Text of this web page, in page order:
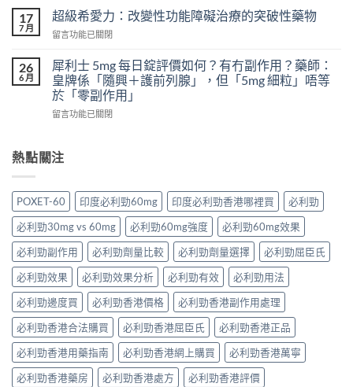
實
案
學
風
險
到
替
代
案
一
次
解
析〉
中
怎
辦？
分
鐘
舒
法
防
完
整
攻
略
一
次
看〉
中
次
吃
兩
威
而
鋼
有
什
害：
量、
副
作
用
到
死
線
的
完
整
拆
解〉
中
17
7 月
超級希愛力：改變性功能障礙治療的突破性藥物
在
級
希
愛
力：
改
功
礙
治
療
的
突
破
性
藥
物〉
中
留言功能已關閉
26
6 月
犀利士 5mg 每日錠評價如何？有冇副作用？藥師：
皇牌係「隨興＋護前列腺」，但「5mg 細粒」唔等
於「零副作用」
在
士
5mg
日
錠
評
價
如
何？
有
冇
副
作
用？
藥
師：
皇
牌
留言功能已關閉
熱點關注
POXET-60 印度必利勁60mg 印度必利勁香港哪裡買
必利勁
必利勁30mg vs 60mg
必利勁60mg強度
必利勁60mg效果
必利勁副作用
必利勁劑量比較 必利勁劑量選擇
必利勁屈臣氏
必利勁效果
必利勁效果分析 必利勁有效
必利勁用法
必利勁邊度買
必利勁香港價格
必利勁香港副作用處理
必利勁香港合法購買
必利勁香港屈臣氏
必利勁香港正品
必利勁香港用藥指南
必利勁香港網上購買
必利勁香港萬寧
必利勁香港藥房
必利勁香港處方
必利勁香港評價